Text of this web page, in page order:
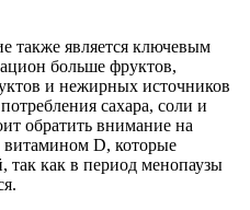
также является ключевым
больше фруктов,
и нежирных источников
сахара, соли и
обратить внимание на
D, которые
так как в период менопаузы